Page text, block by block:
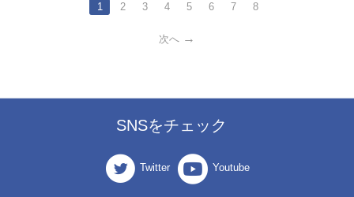
1 2 3 4 5 6 7 8
次へ
SNSをチェック
Twitter Youtube